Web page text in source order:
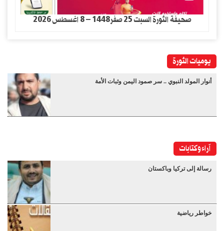
صحيفة الثورة السبت 25 صفر1448 – 8 اغسطس 2026
يوميات الثورة
أنوار المولد النبوي .. سر صمود اليمن وثبات الأمة
آراء وكتابات
رسالة إلى تركيا وباكستان
خواطر رياضية